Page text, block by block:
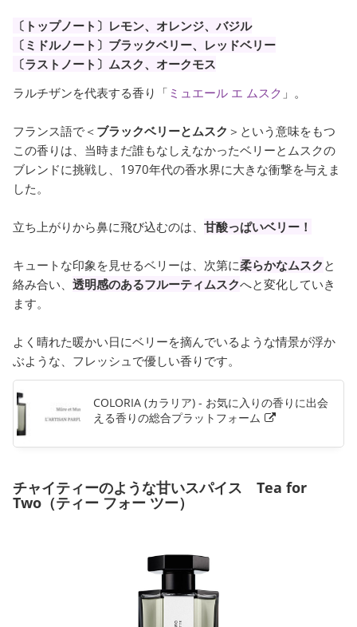
〔トップノート〕レモン、オレンジ、バジル
〔ミドルノート〕ブラックベリー、レッドベリー
〔ラストノート〕ムスク、オークモス
ラルチザンを代表する香り「 ミュエール エ ムスク 」。
フランス語で＜ ブラックベリーとムスク ＞という意味をもつ
この香りは、当時まだ誰もなしえなかったベリーとムスクの
ブレンドに挑戦し、1970年代の香水界に大きな衝撃を与えま
した。
立ち上がりから鼻に飛び込むのは、 甘酸っぱいベリー！
キュートな印象を見せるベリーは、次第に柔らかなムスク と
絡み合い、 透明感のあるフルーティムスクへと変化していき
ます。
よく晴れた暖かい日にベリーを摘んでいるような情景が浮か
ぶような、フレッシュで優しい香りです。
COLORIA (カラリア) - お気に入りの香りに出会
える香りの総合プラットフォーム
チャイティーのような甘いスパイス Tea for
Two（ティー フォー ツー）